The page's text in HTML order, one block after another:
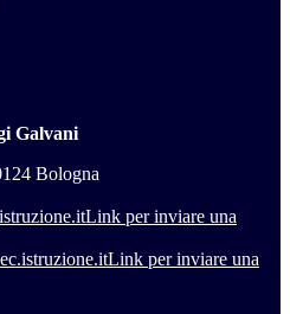
Galvani
Bologna
Link per inviare una
Link per inviare una